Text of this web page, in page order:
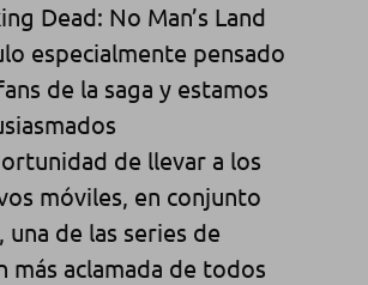
Dead: No Man’s Land
especialmente pensado
de la saga y estamos
de llevar a los
móviles, en conjunto
una de las series de
más aclamada de todos